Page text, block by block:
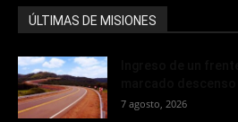
ÚLTIMAS DE MISIONES
7 agosto, 2026